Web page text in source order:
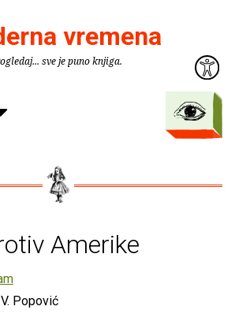
vremena
sve je puno knjiga.
Amerike
Popović